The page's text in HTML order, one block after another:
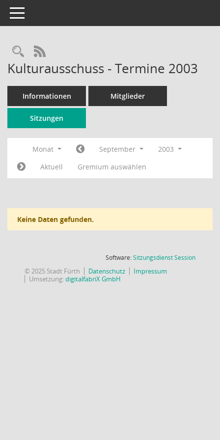
Toggle navigation
Rechercheauswahl
RSS-Feed
Kulturausschuss - Termine 2003
Informationen Mitglieder
Sitzungen
Monat September
2003
Aktuell
Gremium auswählen
Keine Daten gefunden.
Software:SitzungsdienstSession(Wird in
© 2025 Stadt Fürth Datenschutz
Impressum
Umsetzung:digitalfabriX GmbH